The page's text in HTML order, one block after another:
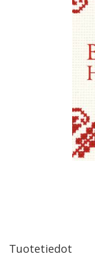
Tuotetiedot